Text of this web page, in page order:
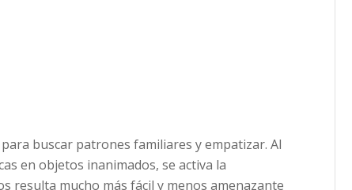
buscar patrones familiares y empatizar. Al
en objetos inanimados, se activa la
resulta mucho más fácil y menos amenazante